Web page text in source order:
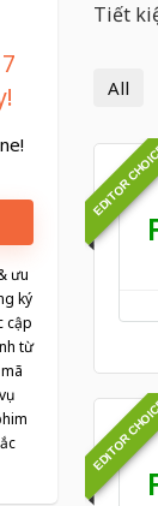
Tiết
ưu
ký
cập
từ
All
EDITOR
EDITOR